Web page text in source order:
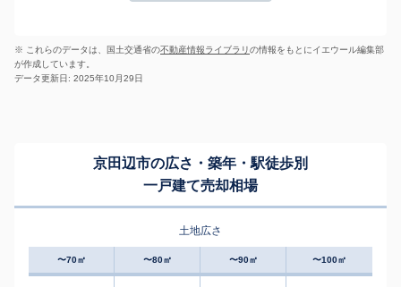
※ これらのデータは、国土交通省の不動産情報ライブラリの情報をもとにイエウール編集部
が作成しています。
データ更新日: 2025年10月29日
京田辺市の広さ・築年・駅徒歩別
一戸建て売却相場
土地広さ
〜70㎡ 〜80㎡ 〜90㎡ 〜100㎡